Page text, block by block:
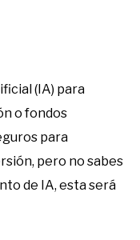
(IA) para
o fondos
para
pero no sabes
de IA, esta será